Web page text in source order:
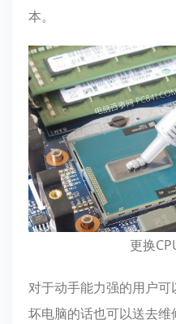
本。
更换
对于动手能力强的用户
坏电脑的话也可以送去